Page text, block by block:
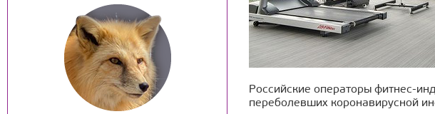
Российские операторы фитнес-
переболевших коронавирусной